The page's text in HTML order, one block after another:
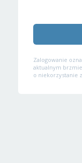
Zalogowanie
aktualnym
o niekorzystanie